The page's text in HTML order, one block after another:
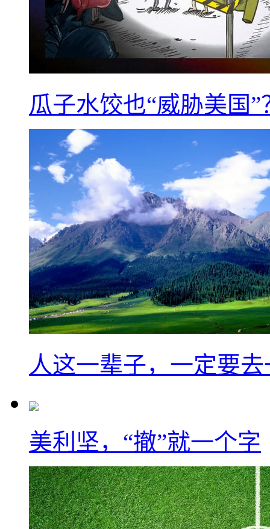
瓜子水饺也“威胁美国”
人这一辈子，一定要
美利坚，“撤”就一个字